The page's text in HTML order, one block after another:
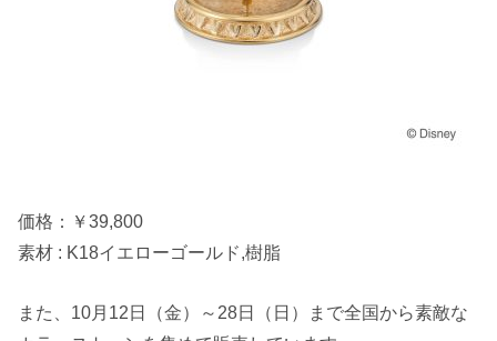
価格：￥39,800
素材 : K18イエローゴールド,樹脂
また、10月12日（金）～28日（日）まで全国から素敵な